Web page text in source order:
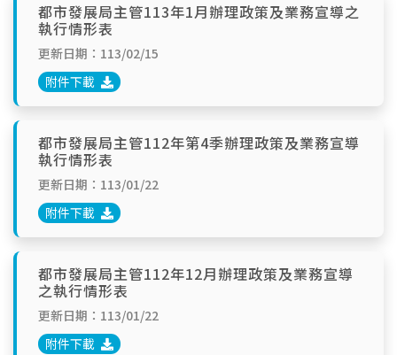
都市發展局主管113年1月辦理政策及業務宣導之
執行情形表
更新日期：113/02/15
附件下載
都市發展局主管112年第4季辦理政策及業務宣導
執行情形表
更新日期：113/01/22
附件下載
都市發展局主管112年12月辦理政策及業務宣導
之執行情形表
更新日期：113/01/22
附件下載